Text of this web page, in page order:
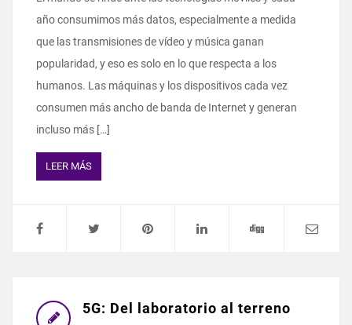
año consumimos más datos, especialmente a medida
que las transmisiones de vídeo y música ganan
popularidad, y eso es solo en lo que respecta a los
humanos. Las máquinas y los dispositivos cada vez
consumen más ancho de banda de Internet y generan
incluso más […]
LEER MÁS
5G: Del laboratorio al terreno